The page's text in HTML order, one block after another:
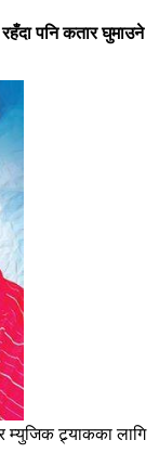
पनि कतार घुमाउने
ट्र्याकका लागि